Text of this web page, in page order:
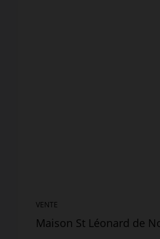
VENTE
Maison St Léonard de